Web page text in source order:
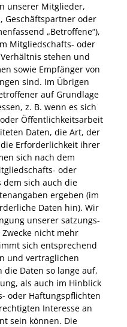
unserer Mitglieder,
Geschäftspartner oder
„Betroffene“),
Mitgliedschafts- oder
stehen und
sowie Empfänger von
sind. Im Übrigen
auf Grundlage
z. B. wenn es sich
Öffentlichkeitsarbeit
Daten, die Art, der
Erforderlichkeit ihrer
sich nach dem
oder
dem sich auch die
ergeben (im
Daten hin). Wir
unserer satzungs-
nicht mehr
sich entsprechend
und vertraglichen
die Daten so lange auf,
als auch im Hinblick
oder Haftungspflichten
Interesse an
sein können. Die